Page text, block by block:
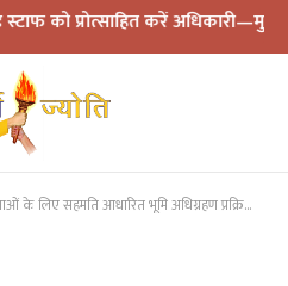
करें अधिकारी—मुख्य निर्वाचन
सहमति आधारित भूमि अधिग्रहण प्रक्रिया को मंजूरी